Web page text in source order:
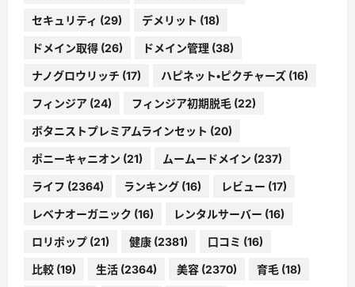
セキュリティ (29) デメリット (18)
ドメイン取得 (26) ドメイン管理 (38)
ナノグロウリッチ (17) ハピネット・ピクチャーズ (16)
フィンジア (24) フィンジア初期脱毛 (22)
ボタニストプレミアムラインセット (20)
ポニーキャニオン (21) ムームードメイン (237)
ライフ (2364) ランキング (16) レビュー (17)
レベナオーガニック (16) レンタルサーバー (16)
ロリポップ (21) 健康 (2381) 口コミ (16)
比較 (19) 生活 (2364) 美容 (2370) 育毛 (18)